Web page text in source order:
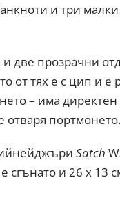
и три
две прозрачни
от тях е с цип и е
– има
отваря портмонето.
Satch
сгънато и 26 х 13